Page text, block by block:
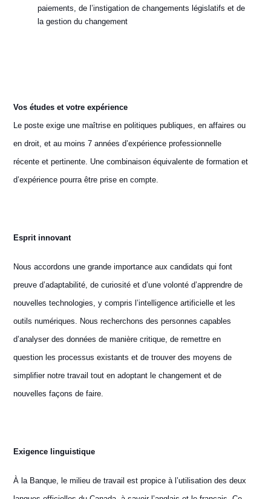
paiements, de l’instigation de changements législatifs et de
la gestion du changement
Vos études et votre expérience
Le poste exige une maîtrise en politiques publiques, en affaires ou
en droit, et au moins 7 années d’expérience professionnelle
récente et pertinente. Une combinaison équivalente de formation et
d’expérience pourra être prise en compte.
Esprit innovant
Nous accordons une grande importance aux candidats qui font
preuve d’adaptabilité, de curiosité et d’une volonté d’apprendre de
nouvelles technologies, y compris l’intelligence artificielle et les
outils numériques. Nous recherchons des personnes capables
d’analyser des données de manière critique, de remettre en
question les processus existants et de trouver des moyens de
simplifier notre travail tout en adoptant le changement et de
nouvelles façons de faire.
Exigence linguistique
À la Banque, le milieu de travail est propice à l’utilisation des deux